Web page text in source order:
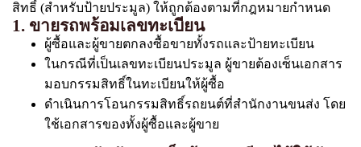
สิทธิ์ (สำหรับป้ายประมูล) ให้ถูกต้องตามที่กฎหมายกำหนด
1. ขายรถพร้อมเลขทะเบียน
ผู้ซื้อและผู้ขายตกลงซื้อขายทั้งรถและป้ายทะเบียน
ในกรณีที่เป็นเลขทะเบียนประมูล ผู้ขายต้องเซ็นเอกสาร
มอบกรรมสิทธิ์ในทะเบียนให้ผู้ซื้อ
ดำเนินการโอนกรรมสิทธิ์รถยนต์ที่สำนักงานขนส่ง โดย
ใช้เอกสารของทั้งผู้ซื้อและผู้ขาย